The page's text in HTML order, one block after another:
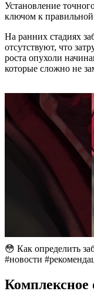
Установление
ключом к правильной
На ранних стадиях
отсутствуют, что
роста опухоли
которые сложно не
😳 Как определить
#новости
Комплексное